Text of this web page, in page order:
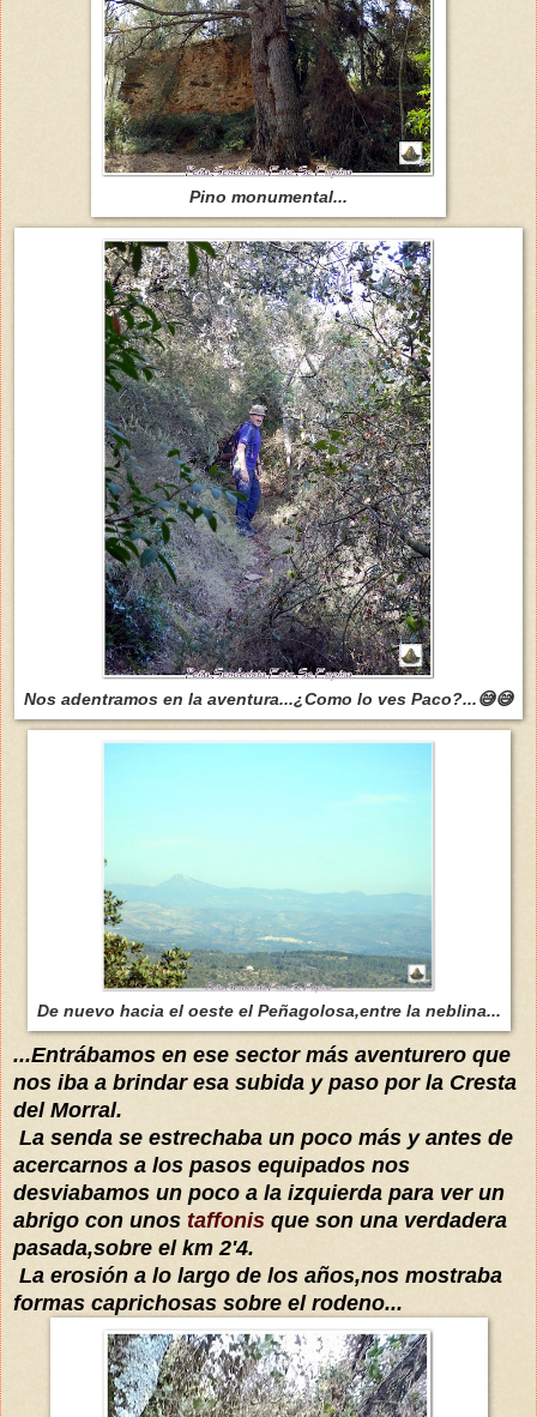
Pino monumental...
Nos adentramos en la aventura...¿Como lo ves Paco?...😅😅
De nuevo hacia el oeste el Peñagolosa,entre la neblina...
...Entrábamos en ese sector más aventurero que
nos iba a brindar esa subida y paso por la Cresta
del Morral.
La senda se estrechaba un poco más y antes de
acercarnos a los pasos equipados nos
desviabamos un poco a la izquierda para ver un
abrigo con unos taffonis que son una verdadera
pasada,sobre el km 2'4.
La erosión a lo largo de los años,nos mostraba
formas caprichosas sobre el rodeno...